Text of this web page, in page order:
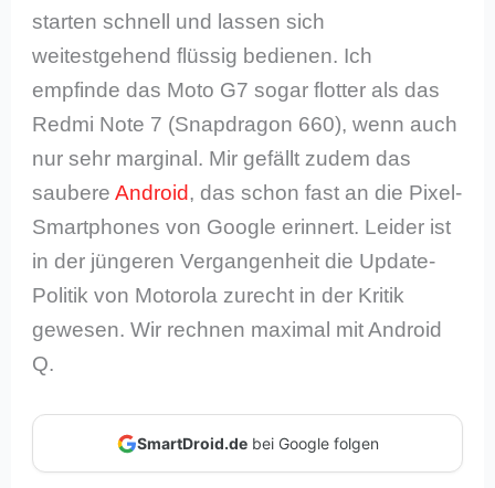
starten schnell und lassen sich
weitestgehend flüssig bedienen. Ich
empfinde das Moto G7 sogar flotter als das
Redmi Note 7 (Snapdragon 660), wenn auch
nur sehr marginal. Mir gefällt zudem das
saubereAndroid, das schon fast an die Pixel-
Smartphones von Google erinnert. Leider ist
in der jüngeren Vergangenheit die Update-
Politik von Motorola zurecht in der Kritik
gewesen. Wir rechnen maximal mit Android
Q.
SmartDroid.debei Google folgen